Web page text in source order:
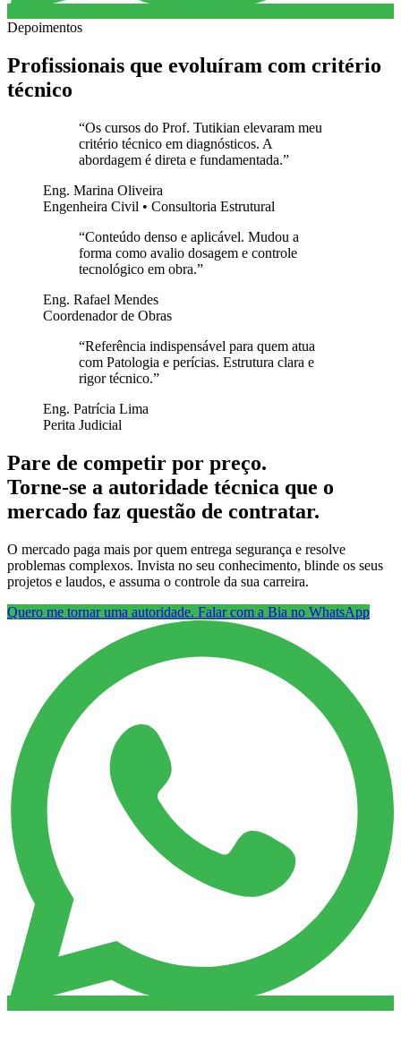
Depoimentos
Profissionais que evoluíram com critério
técnico
“Os cursos do Prof. Tutikian elevaram meu
critério técnico em diagnósticos. A
abordagem é direta e fundamentada.”
Eng. Marina Oliveira
Engenheira Civil • Consultoria Estrutural
“Conteúdo denso e aplicável. Mudou a
forma como avalio dosagem e controle
tecnológico em obra.”
Eng. Rafael Mendes
Coordenador de Obras
“Referência indispensável para quem atua
com Patologia e perícias. Estrutura clara e
rigor técnico.”
Eng. Patrícia Lima
Perita Judicial
Pare de competir por preço.
Torne-se a autoridade técnica que o
mercado faz questão de contratar.
O mercado paga mais por quem entrega segurança e resolve
problemas complexos. Invista no seu conhecimento, blinde os seus
projetos e laudos, e assuma o controle da sua carreira.
Quero me tornar uma autoridade. Falar com a Bia no WhatsApp